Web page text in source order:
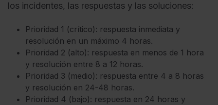
los incidentes, las respuestas y las soluciones:
Prioridad 1 (crítico): respuesta inmediata y
resolución en un máximo 4 horas.
Prioridad 2 (alto): respuesta en menos de 1 hora
y resolución entre 8 a 12 horas.
Prioridad 3 (medio): respuesta entre 4 a 8 horas
y resolución en 24-48 horas.
Prioridad 4 (bajo): respuesta en 24 horas y